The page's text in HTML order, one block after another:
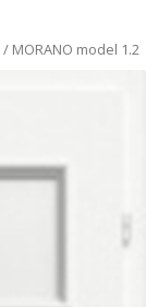
/ MORANO model 1.2